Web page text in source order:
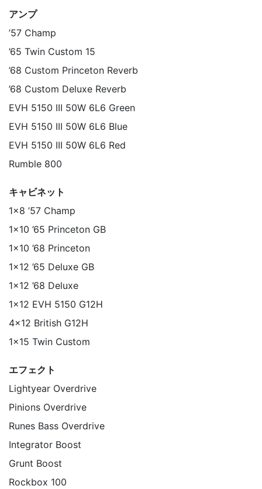
アンプ
’57 Champ
’65 Twin Custom 15
’68 Custom Princeton Reverb
’68 Custom Deluxe Reverb
EVH 5150 III 50W 6L6 Green
EVH 5150 III 50W 6L6 Blue
EVH 5150 III 50W 6L6 Red
Rumble 800
キャビネット
1×8 ’57 Champ
1×10 ’65 Princeton GB
1×10 ’68 Princeton
1×12 ’65 Deluxe GB
1×12 ’68 Deluxe
1×12 EVH 5150 G12H
4×12 British G12H
1×15 Twin Custom
エフェクト
Lightyear Overdrive
Pinions Overdrive
Runes Bass Overdrive
Integrator Boost
Grunt Boost
Rockbox 100